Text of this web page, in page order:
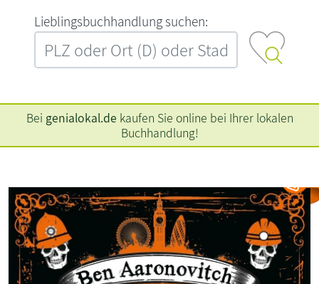
L‍i‍e‍b‍l‍i‍n‍g‍s‍b‍u‍c‍h‍h‍a‍n‍d‍l‍u‍n‍g‍ ‍s‍u‍c‍h‍e‍n‍:‍
Bei genialokal.de kaufen Sie online bei Ihrer lokalen
Buchhandlung!